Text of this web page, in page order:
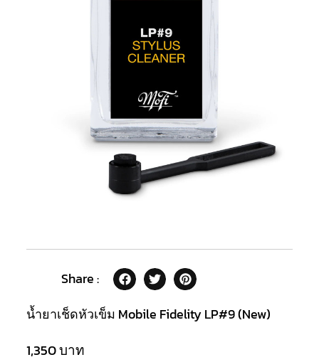
Share :
น้ำยาเช็ดหัวเข็ม Mobile Fidelity LP#9 (New)
1,350บาท